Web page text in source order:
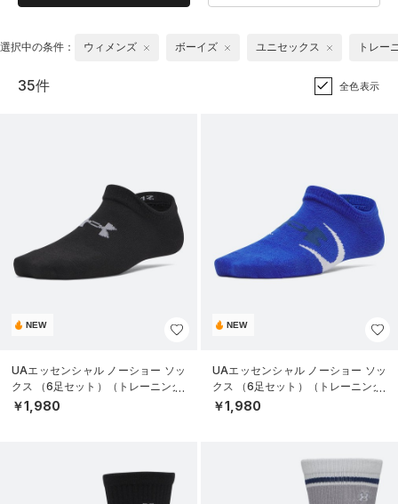
選択中の条件： ウィメンズ ボーイズ ユニセックス トレー
35件 全色表示
NEW
UAエッセンシャル ノーショー ソッ
クス （6足セット）（トレーニング/
KIDS）
￥1,980
NEW
UAエッセンシャル ノーショー ソッ
クス （6足セット）（トレーニング/
KIDS）
￥1,980